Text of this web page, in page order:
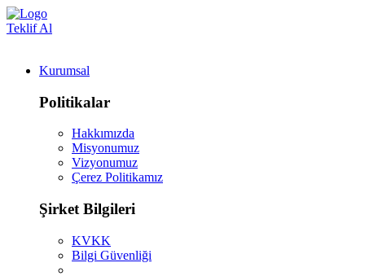
Teklif Al
Kurumsal
Politikalar
Hakkımızda
Misyonumuz
Vizyonumuz
Çerez Politikamız
Şirket Bilgileri
KVKK
Bilgi Güvenliği